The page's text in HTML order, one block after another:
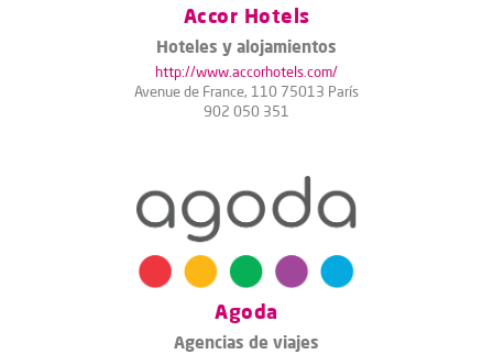
Accor Hotels
Hoteles y alojamientos
http://www.accorhotels.com/
Avenue de France, 110 75013 París
902 050 351
Agoda
Agencias de viajes